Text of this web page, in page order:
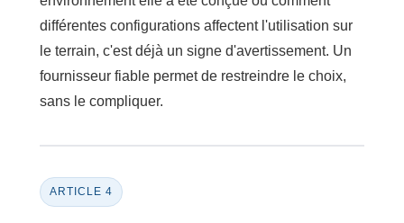
différentes configurations affectent l'utilisation sur
le terrain, c'est déjà un signe d'avertissement. Un
fournisseur fiable permet de restreindre le choix,
sans le compliquer.
ARTICLE 4